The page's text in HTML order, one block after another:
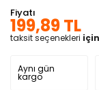
Fiyatı
199,89 TL
taksit seçenekleri
Aynı gün
kargo